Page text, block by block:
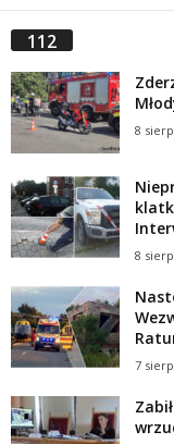
112
8
8
7